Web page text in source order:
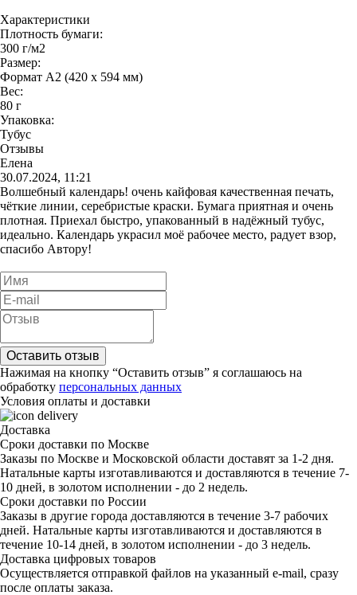
Характеристики
Плотность бумаги:
300 г/м2
Размер:
Формат А2 (420 х 594 мм)
Вес:
80 г
Упаковка:
Тубус
Отзывы
Елена
30.07.2024, 11:21
Волшебный календарь! очень кайфовая качественная печать,
чёткие линии, серебристые краски. Бумага приятная и очень
плотная. Приехал быстро, упакованный в надёжный тубус,
идеально. Календарь украсил моё рабочее место, радует взор,
спасибо Автору!
Нажимая на кнопку “Оставить отзыв” я соглашаюсь на
обработку персональных данных
Условия оплаты и доставки
Доставка
Сроки доставки по Москве
Заказы по Москве и Московской области доставят за 1-2 дня.
Натальные карты изготавливаются и доставляются в течение 7-
10 дней, в золотом исполнении - до 2 недель.
Сроки доставки по России
Заказы в другие города доставляются в течение 3-7 рабочих
дней. Натальные карты изготавливаются и доставляются в
течение 10-14 дней, в золотом исполнении - до 3 недель.
Доставка цифровых товаров
Осуществляется отправкой файлов на указанный e-mail, сразу
после оплаты заказа.